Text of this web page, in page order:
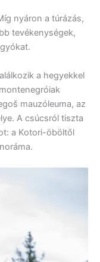
nyáron a túrázás,
tevékenységek,
a hegyekkel
mauzóleuma, az
A csúcsról tiszta
a Kotori-öböltől